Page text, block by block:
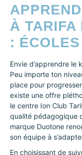
À TARIFA
:
Envie d’apprendre le
Peu importe ton
place pour
existe une offre
le centre Ion Club
qualité pédagogique
marque Duotone
son équipe à
En choisissant de